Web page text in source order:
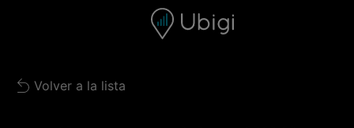
Barra de navegación
Back to list
Volver a la lista